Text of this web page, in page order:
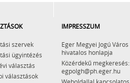
szervek
ügyintézés
választás
választások
IMPRESSZUM
Eger Megyei Jogú Város
hivatalos honlapja
Közérdekű megkeresés:
egpolgh@ph.eger.hu